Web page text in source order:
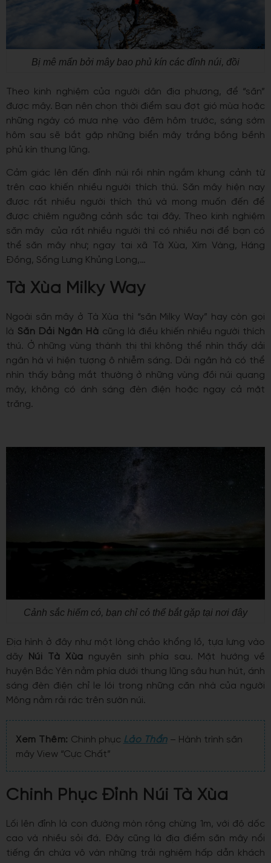
Bị mê mẩn bởi mây bao phủ kín các đỉnh núi, đồi
Theo kinh nghiệm của người dân địa phương, để “săn”
được mây. Bạn nên chọn thời điểm sau đợt gió mùa hoặc
những ngày có mưa nhẹ vào đêm hôm trước, sáng sớm
hôm sau sẽ bắt gặp những biển mây trắng bồng bềnh
phủ kín thung lũng.
Cảm giác lên đến đỉnh núi rồi nhìn ngắm khung cảnh từ
trên cao khiến nhiều người thích thú. Săn mây hiện nay
được rất nhiều người thích thú và mong muốn đến để
được chiêm ngưỡng cảnh sắc tại đây. Theo kinh nghiệm
săn mây của rất nhiều người thì có nhiều nơi để bạn có
thể săn mây như; ngay tại xã Tà Xùa, Xím Vàng, Háng
Đồng, Sống Lưng Khủng Long,…
Tà Xùa Milky Way
Ngoài săn mây ở Tà Xùa thì “săn Milky Way” hay còn gọi
là Săn Dải Ngân Hà cũng là điều khiến nhiều người thích
thú. Ở những vùng thành thị thì không thể nhìn thấy dải
ngân hà vì hiện tượng ô nhiễm sáng. Dải ngân hà có thể
nhìn thấy bằng mắt thường ở những vùng đồi núi quang
mây, không có ánh sáng đèn điện hoặc ngay cả mặt
trăng.
Cảnh sắc hiếm có, bạn chỉ có thể bắt gặp tại nơi đây
Địa hình ở đây như một lòng chảo khổng lồ, tựa lưng vào
dãy Núi Tà Xùa nguyên sinh phía sau. Mặt hướng về
huyện Bắc Yên nằm phía dưới thung lũng sâu hun hút, ánh
sáng đèn điện chỉ le lói trong những căn nhà của người
Mông nằm rải rác trên sườn núi.
Xem Thêm: Chinh phục Lảo Thẩn– Hành trình săn
mây View “Cực Chất”
Chinh Phục Đỉnh Núi Tà Xùa
Lối lên đỉnh là con đường mòn rộng chừng 1m, với độ dốc
cao và nhiều sỏi đá. Đây cũng là địa điểm săn mây nổi
tiếng ẩn chứa vô vàn những trải nghiệm hấp dẫn khách